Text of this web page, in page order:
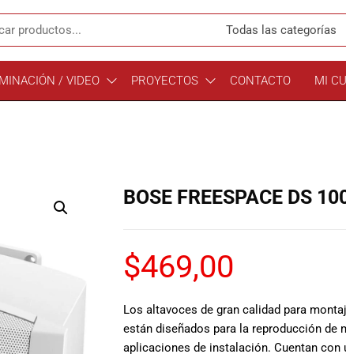
/ VIDEO PROYECTOS CONTACTO MI
BOSE FREESPACE DS
$469,00
Los altavoces de gran calidad para
están diseñados para la reproducción de
aplicaciones de instalación. Cuentan